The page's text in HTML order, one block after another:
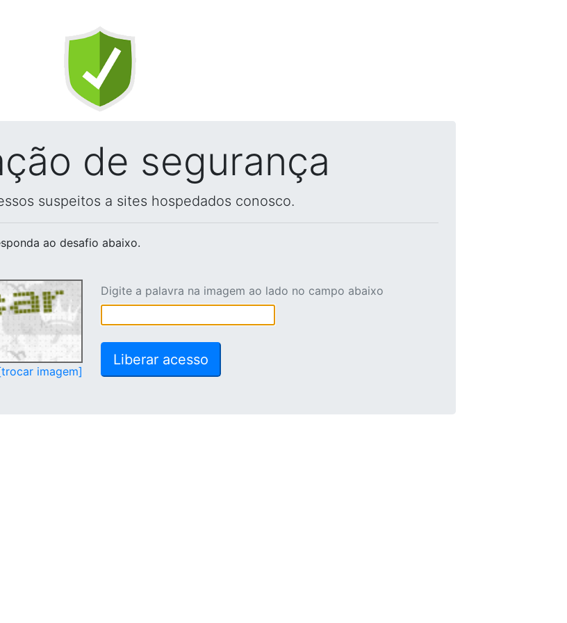
de segurança
suspeitos a sites hospedados conosco.
ao desafio abaixo.
imagem]
Digite a palavra na imagem ao lado no campo abaixo